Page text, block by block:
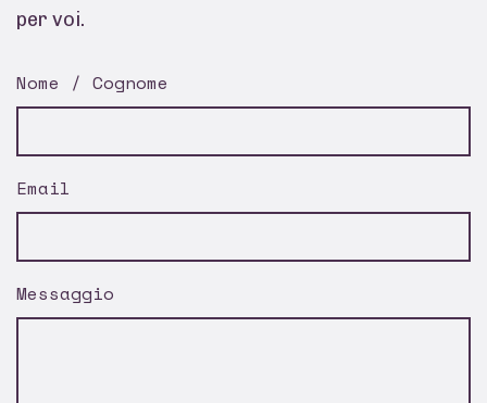
per voi.
Nome / Cognome
Email
Messaggio